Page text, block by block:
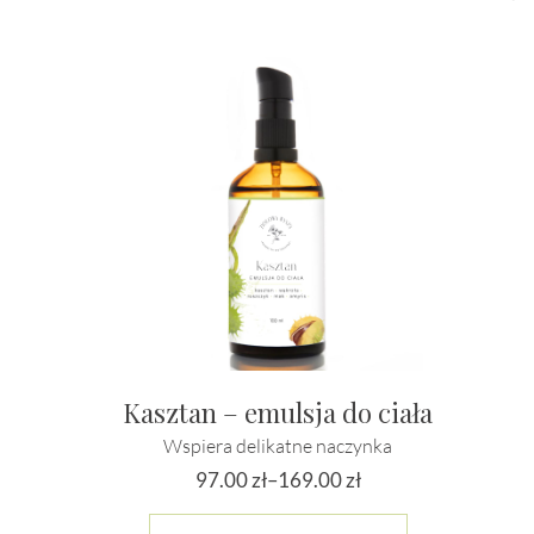
Kasztan – emulsja do ciała
Wspiera delikatne naczynka
97.00zł–169.00zł